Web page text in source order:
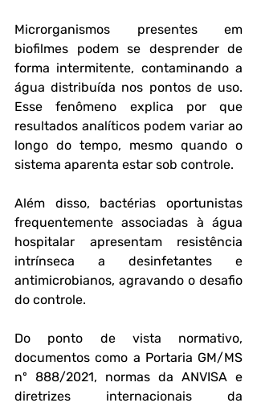
Microrganismos presentes em
biofilmes podem se desprender de
forma intermitente, contaminando a
água distribuída nos pontos de uso.
Esse fenômeno explica por que
resultados analíticos podem variar ao
longo do tempo, mesmo quando o
sistema aparenta estar sob controle.
Além disso, bactérias oportunistas
frequentemente associadas à água
hospitalar apresentam resistência
intrínseca a desinfetantes e
antimicrobianos, agravando o desafio
do controle.
Do ponto de vista normativo,
documentos como a Portaria GM/MS
nº 888/2021, normas da ANVISA e
diretrizes internacionais da